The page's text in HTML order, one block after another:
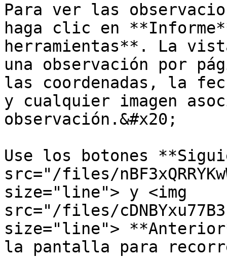
Para ver las
haga clic en
herramientas**. La
una observación por
las coordenadas, la
y cualquier imagen
observación.&#x20;
Use los botones
src="/files/
size="line"> y <img
src="/files/
size="line">
la pantalla para